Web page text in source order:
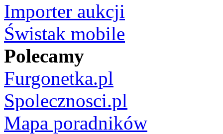
Importer aukcji
Świstak mobile
Polecamy
Furgonetka.pl
Spolecznosci.pl
Mapa poradników